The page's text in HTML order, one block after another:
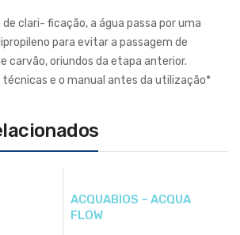
clari- ficação, a água passa por uma
para evitar a passagem de
carvão, oriundos da etapa anterior.
técnicas e o manual antes da utilização*
ACQUABIOS – ACQUA
FLOW